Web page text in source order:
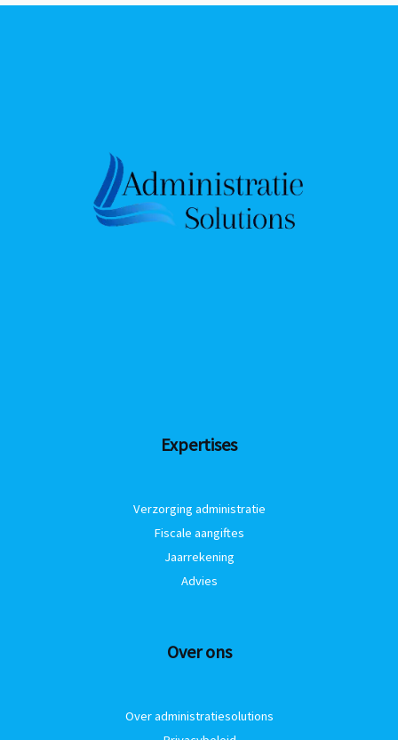
Expertises
Verzorging administratie
Fiscale aangiftes
Jaarrekening
Advies
Over ons
Over administratiesolutions